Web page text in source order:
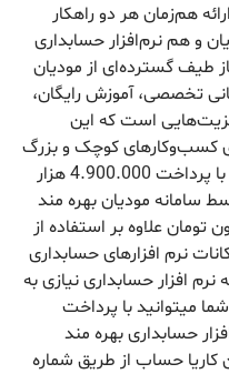
هم‌زمان هر دو راهکار
و هم نرم‌افزار حسابداری
طیف گسترده‌ای از مودیان
تخصصی، آموزش رایگان،
مزیت‌هایی است که این
کسب‌وکارهای کوچک و بزرگ
تبدیل می‌کند. مودیان میتوانند تنها با پرداخت 4.900.000 هزار
سامانه مودیان بهره مند
پرداخت 8.000.000 میلیون تومان علاوه بر استفاده از
نرم افزارهای حسابداری
افزار حسابداری نیازی به
میتوانید با پرداخت
حسابداری بهره مند
کاریا حساب از طریق شماره